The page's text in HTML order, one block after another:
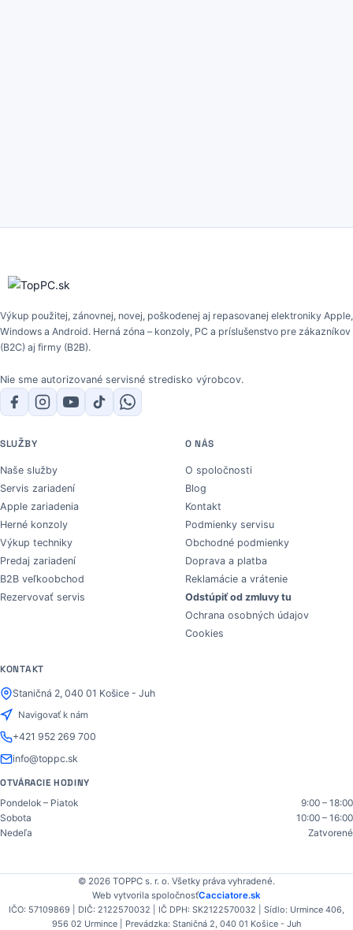
Výkup použitej, zánovnej, novej, poškodenej aj repasovanej elektroniky Apple,
Windows a Android. Herná zóna – konzoly, PC a príslušenstvo pre zákazníkov
(B2C) aj firmy (B2B).
Nie sme autorizované servisné stredisko výrobcov.
SLUŽBY
Naše služby
Servis zariadení
Apple zariadenia
Herné konzoly
Výkup techniky
Predaj zariadení
B2B veľkoobchod
Rezervovať servis
O NÁS
O spoločnosti
Blog
Kontakt
Podmienky servisu
Obchodné podmienky
Doprava a platba
Reklamácie a vrátenie
Odstúpiť od zmluvy tu
Ochrana osobných údajov
Cookies
KONTAKT
Staničná 2, 040 01 Košice - Juh
Navigovať k nám
+421 952 269 700
info@toppc.sk
OTVÁRACIE HODINY
Pondelok – Piatok
9:00 – 18:00
Sobota
10:00 – 16:00
Nedeľa
Zatvorené
© 2026 TOPPC s. r. o. Všetky práva vyhradené.
Web vytvorila spoločnosťCacciatore.sk
IČO: 57109869 | DIČ: 2122570032 | IČ DPH: SK2122570032 | Sídlo: Urmince 406,
956 02 Urmince | Prevádzka: Staničná 2, 040 01 Košice - Juh